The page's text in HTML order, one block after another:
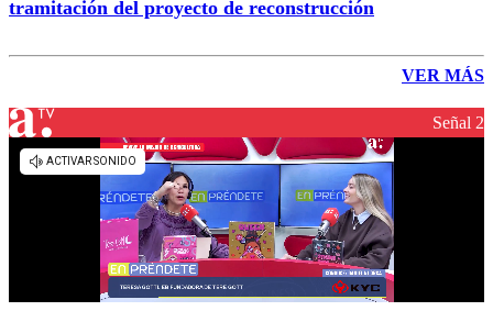
tramitación del proyecto de reconstrucción
VER MÁS
Señal 2